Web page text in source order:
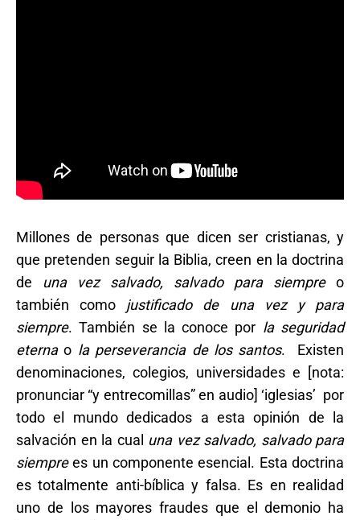
Millones de personas que dicen ser cristianas, y
que pretenden seguir la Biblia, creen en la doctrina
de una vez salvado, salvado para siempre o
también como justificado de una vez y para
siempre. También se la conoce por la seguridad
eternao la perseverancia de los santos. Existen
denominaciones, colegios, universidades e [nota:
pronunciar “y entrecomillas” en audio] ‘iglesias’ por
todo el mundo dedicados a esta opinión de la
salvación en la cual una vez salvado, salvado para
siemprees un componente esencial. Esta doctrina
es totalmente anti-bíblica y falsa. Es en realidad
uno de los mayores fraudes que el demonio ha